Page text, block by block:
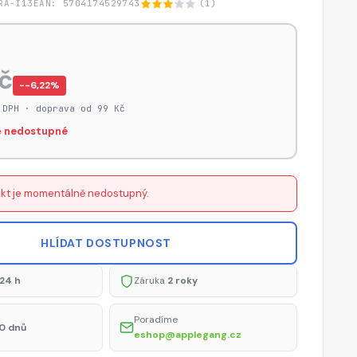
I13 EAN: 5704174529743 (1)
−-6,22%
· doprava od 99 Kč
nedostupné
je momentálně nedostupný.
HLÍDAT DOSTUPNOST
h Záruka 2 roky
dnů
Poradíme
eshop@applegang.cz